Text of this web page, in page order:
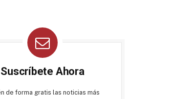
Suscríbete Ahora
de forma gratis las noticias más